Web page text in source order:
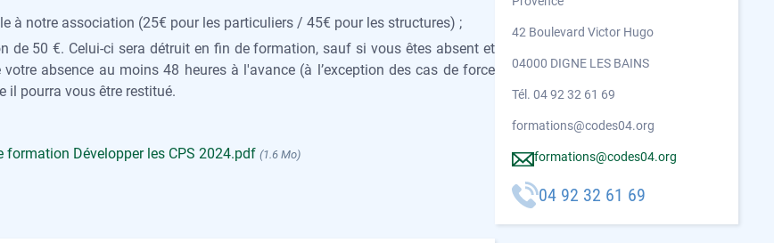
à notre association (25€ pour les particuliers / 45€ pour les structures) ;
de 50 €. Celui-ci sera détruit en fin de formation, sauf si vous êtes absent et
votre absence au moins 48 heures à l'avance (à l’exception des cas de force
il pourra vous être restitué.
formation Développer les CPS 2024.pdf (1.6 Mo)
42 Boulevard Victor Hugo
04000 DIGNE LES BAINS
Tél. 04 92 32 61 69
formations@codes04.org
formations@codes04.org
04 92 32 61 69